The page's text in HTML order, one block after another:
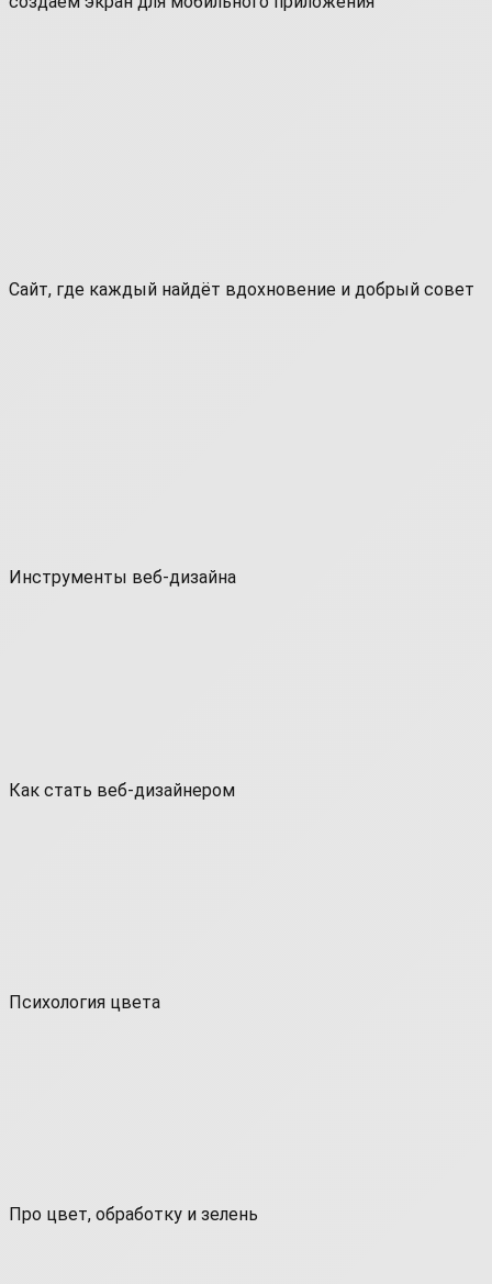
Сайт, где каждый найдёт вдохновение и добрый совет
Инструменты веб-дизайна
Как стать веб-дизайнером
Психология цвета
Про цвет, обработку и зелень